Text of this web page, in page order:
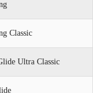
Classic
Ultra Classic